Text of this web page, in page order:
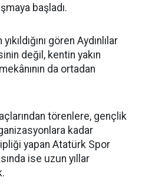
başladı.
gören Aydınlılar
değil, kentin yakın
da ortadan
törenlere, gençlik
kadar
yapan Atatürk Spor
ise uzun yıllar